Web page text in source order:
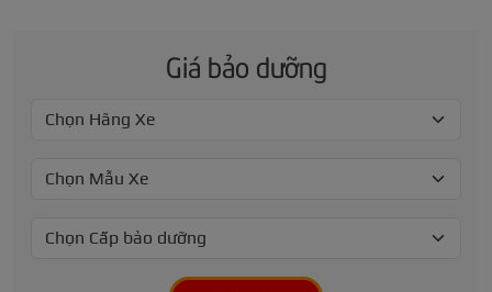
Giá bảo dưỡng